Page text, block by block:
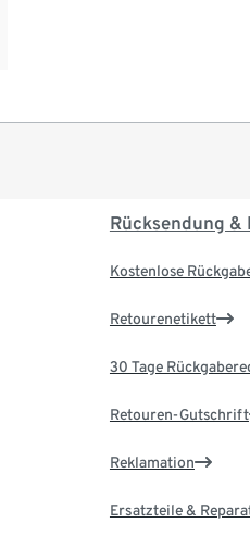
Rücksendung &
Kostenlose
Retourenetikett
30 Tage
Retouren-Gutschrift
Reklamation
Ersatzteile &